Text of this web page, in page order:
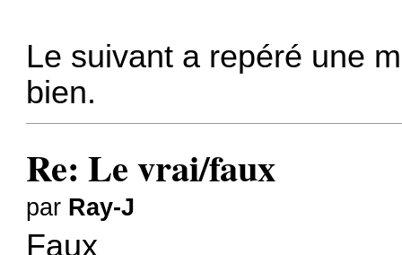
Le suivant a repéré une
bien.
Re: Le vrai/faux
par Ray-J
Faux